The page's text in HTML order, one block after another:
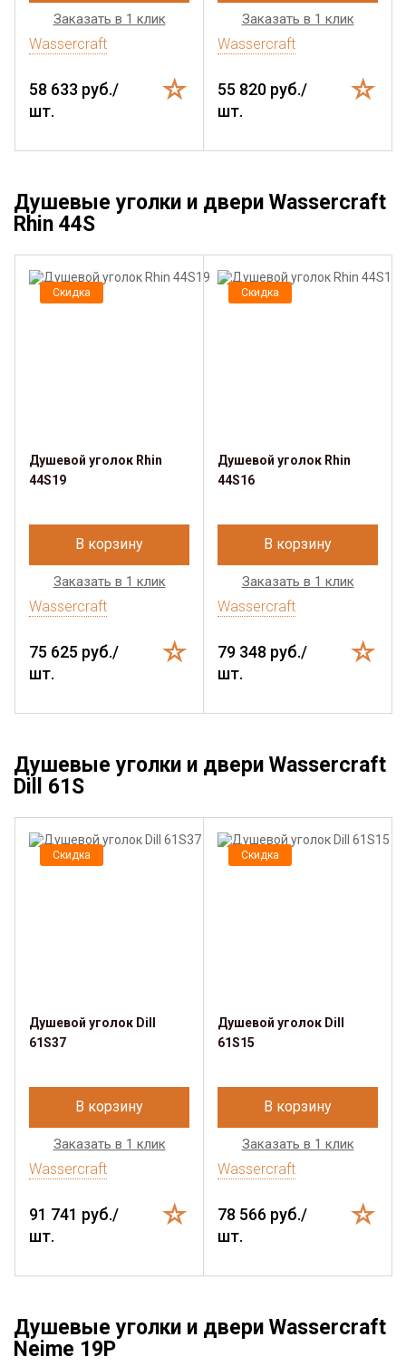
Заказать в 1 клик
Wassercraft
58 633 руб./
шт.
Заказать в 1 клик
Wassercraft
55 820 руб./
шт.
Душевые уголки и двери Wassercraft
Rhin 44S
Скидка
Душевой уголок Rhin
44S19
В корзину
Заказать в 1 клик
Wassercraft
75 625 руб./
шт.
Скидка
Душевой уголок Rhin
44S16
В корзину
Заказать в 1 клик
Wassercraft
79 348 руб./
шт.
Душевые уголки и двери Wassercraft
Dill 61S
Скидка
Душевой уголок Dill
61S37
В корзину
Заказать в 1 клик
Wassercraft
91 741 руб./
шт.
Скидка
Душевой уголок Dill
61S15
В корзину
Заказать в 1 клик
Wassercraft
78 566 руб./
шт.
Душевые уголки и двери Wassercraft
Neime 19P